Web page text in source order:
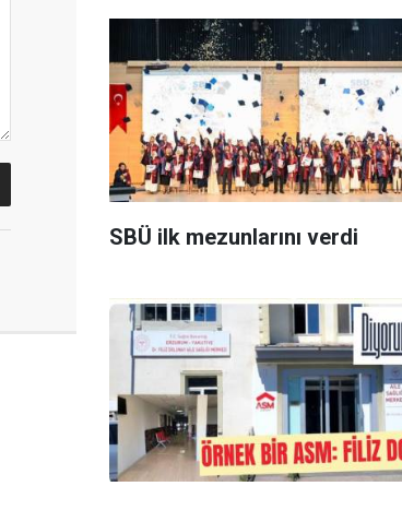
SBÜ ilk mezunlarını verdi